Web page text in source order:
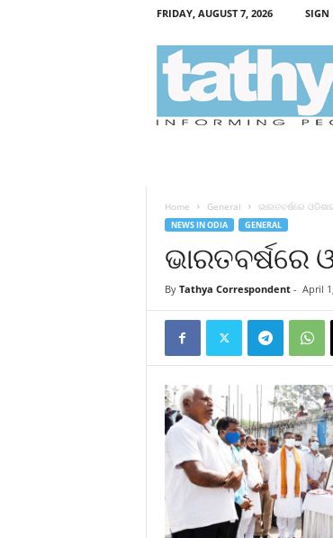
FRIDAY, AUGUST 7, 2026 SIGN
Home General ଭାରତବର୍ଷରେ
NEWS IN ODIA GENERAL
ଭାରତବର୍ଷରେ
By Tathya Correspondent- April